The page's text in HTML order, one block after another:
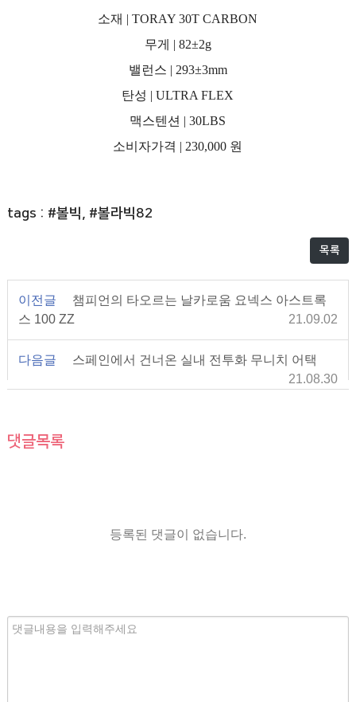
소재 | TORAY 30T CARBON
무게 | 82±2g
밸런스 | 293±3mm
탄성 | ULTRA FLEX
맥스텐션 | 30LBS
소비자가격 | 230,000 원
tags : #볼빅, #볼라빅82
목록
이전글
챔피언의 타오르는 날카로움 요넥스 아스트록
스 100 ZZ
21.09.02
다음글
스페인에서 건너온 실내 전투화 무니치 어택
21.08.30
댓글목록
등록된 댓글이 없습니다.
내